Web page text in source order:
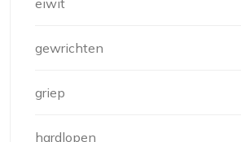
gewrichten
griep
hardlopen